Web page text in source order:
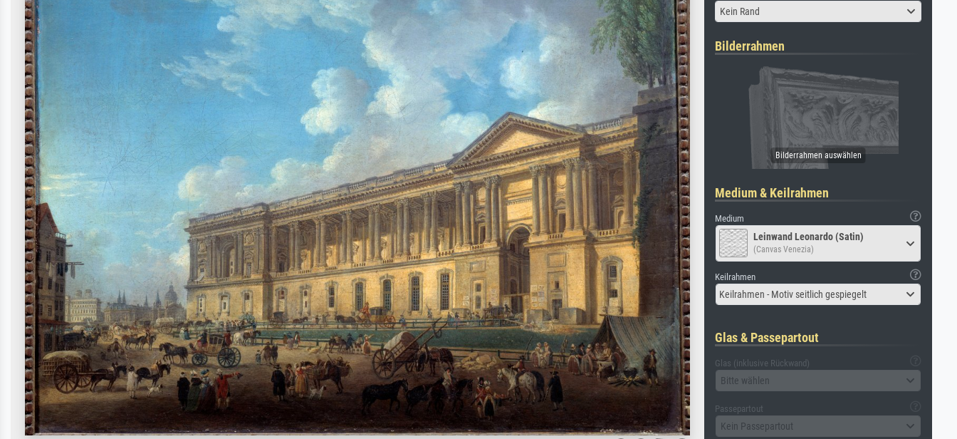
Kein Rand
Bilderrahmen
Medium & Keilrahmen
Medium
Leinwand Leonardo (Satin)
(Canvas Venezia)
Keilrahmen
Keilrahmen - Motiv seitlich gespiegelt
Glas & Passepartout
Glas (inklusive Rückwand)
Bitte wählen
Passepartout
Kein Passepartout